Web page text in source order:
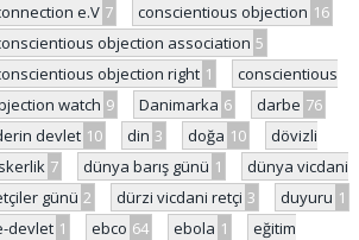
e.V 7 conscientious objection 16
objection association 5
objection right 1
conscientious
watch 9 Danimarka 6 darbe 76
devlet 10 din 3 doğa 10
dövizli
7 dünya barış günü 1
dünya vicdani
günü 2 dürzi vicdani retçi 3 duyuru 1
devlet 1 ebco 64 ebola 1
eğitim